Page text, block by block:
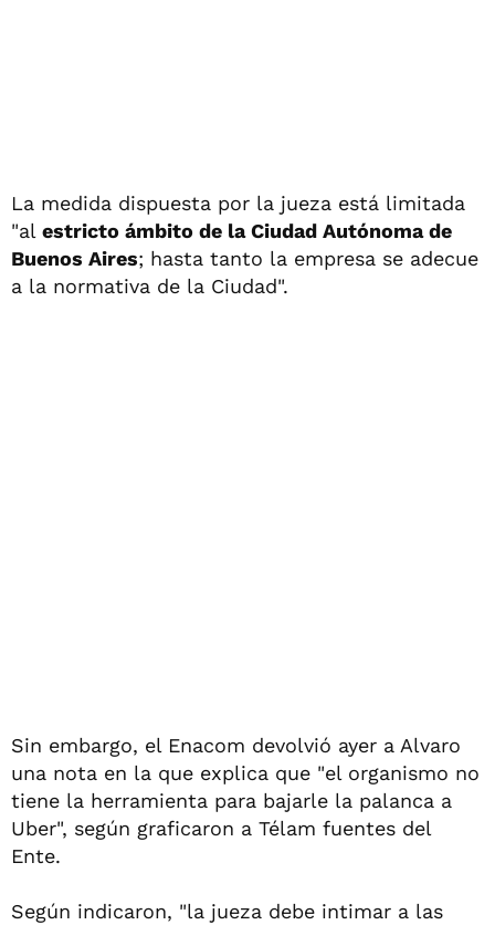
La medida dispuesta por la jueza está limitada
"al estricto ámbito de la Ciudad Autónoma de
Buenos Aires; hasta tanto la empresa se adecue
a la normativa de la Ciudad".
Sin embargo, el Enacom devolvió ayer a Alvaro
una nota en la que explica que "el organismo no
tiene la herramienta para bajarle la palanca a
Uber", según graficaron a Télam fuentes del
Ente.
Según indicaron, "la jueza debe intimar a las